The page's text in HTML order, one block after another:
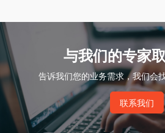
与我们的专家
告诉我们您的业务需求，我们会
联系我们